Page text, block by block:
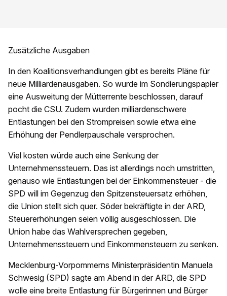
Zusätzliche Ausgaben
In den Koalitionsverhandlungen gibt es bereits Pläne für
neue Milliardenausgaben. So wurde im Sondierungspapier
eine Ausweitung der Mütterrente beschlossen, darauf
pocht die CSU. Zudem wurden milliardenschwere
Entlastungen bei den Strompreisen sowie etwa eine
Erhöhung der Pendlerpauschale versprochen.
Viel kosten würde auch eine Senkung der
Unternehmenssteuern. Das ist allerdings noch umstritten,
genauso wie Entlastungen bei der Einkommensteuer - die
SPD will im Gegenzug den Spitzensteuersatz erhöhen,
die Union stellt sich quer. Söder bekräftigte in der ARD,
Steuererhöhungen seien völlig ausgeschlossen. Die
Union habe das Wahlversprechen gegeben,
Unternehmenssteuern und Einkommensteuern zu senken.
Mecklenburg-Vorpommerns Ministerpräsidentin Manuela
Schwesig (SPD) sagte am Abend in der ARD, die SPD
wolle eine breite Entlastung für Bürgerinnen und Bürger